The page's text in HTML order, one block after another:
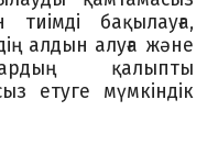
бақылауға,
алдын алуға және
қалыпты
етуге мүмкіндік